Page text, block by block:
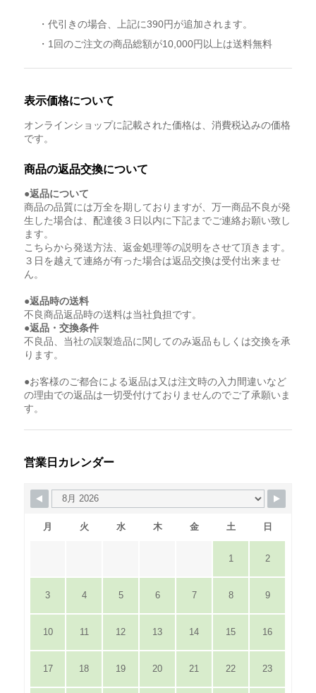
・代引きの場合、上記に390円が追加されます。
・1回のご注文の商品総額が10,000円以上は送料無料
表示価格について
オンラインショップに記載された価格は、消費税込みの価格
です。
商品の返品交換について
●返品について
商品の品質には万全を期しておりますが、万一商品不良が発
生した場合は、配達後３日以内に下記までご連絡お願い致し
ます。
こちらから発送方法、返金処理等の説明をさせて頂きます。
３日を越えて連絡が有った場合は返品交換は受付出来ませ
ん。
●返品時の送料
不良商品返品時の送料は当社負担です。
●返品・交換条件
不良品、当社の誤製造品に関してのみ返品もしくは交換を承
ります。
●お客様のご都合による返品は又は注文時の入力間違いなど
の理由での返品は一切受付けておりませんのでご了承願いま
す。
営業日カレンダー
月 火 水 木 金 土 日
1 2
3 4 5 6 7 8 9
10 11 12 13 14 15 16
17 18 19 20 21 22 23